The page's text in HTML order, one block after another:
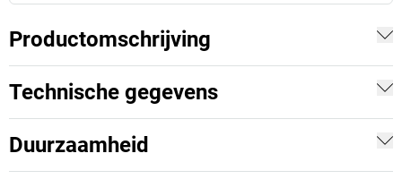
Productomschrijving
Technische gegevens
Duurzaamheid